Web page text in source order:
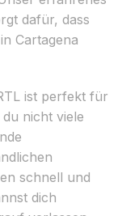
dafür, dass
Cartagena
ist perfekt für
nicht viele
schnell und
dich